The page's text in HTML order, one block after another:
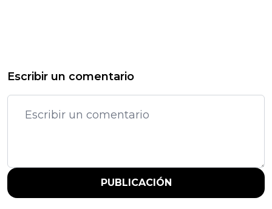
Escribir un comentario
PUBLICACIÓN